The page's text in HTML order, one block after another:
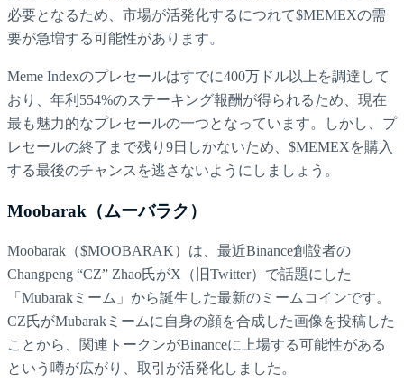
必要となるため、市場が活発化するにつれて$MEMEXの需
要が急増する可能性があります。
Meme Indexのプレセールはすでに400万ドル以上を調達して
おり、年利554%のステーキング報酬が得られるため、現在
最も魅力的なプレセールの一つとなっています。しかし、プ
レセールの終了まで残り9日しかないため、$MEMEXを購入
する最後のチャンスを逃さないようにしましょう。
Moobarak（ムーバラク）
Moobarak（$MOOBARAK）は、最近Binance創設者の
Changpeng “CZ” Zhao氏がX（旧Twitter）で話題にした
「Mubarakミーム」から誕生した最新のミームコインです。
CZ氏がMubarakミームに自身の顔を合成した画像を投稿した
ことから、関連トークンがBinanceに上場する可能性がある
という噂が広がり、取引が活発化しました。